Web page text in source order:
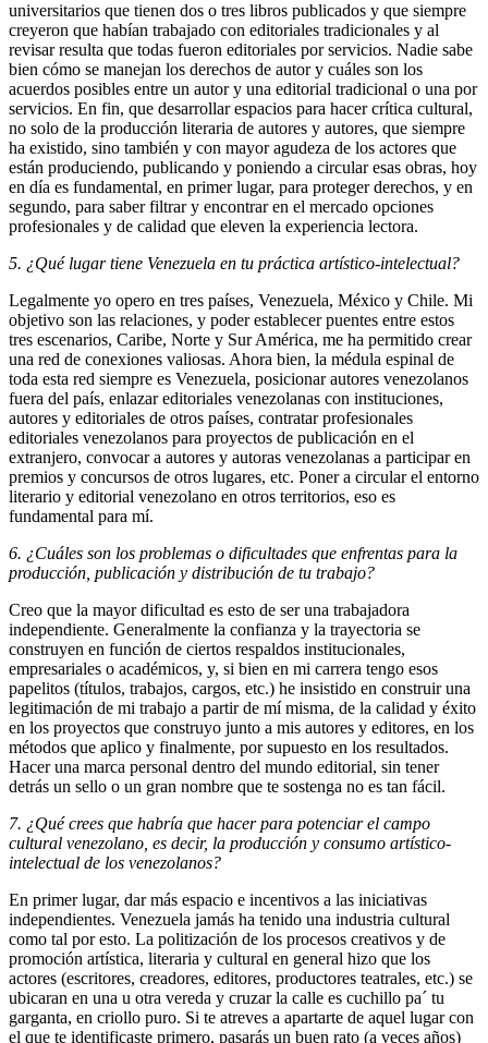
universitarios que tienen dos o tres libros publicados y que siempre
creyeron que habían trabajado con editoriales tradicionales y al
revisar resulta que todas fueron editoriales por servicios. Nadie sabe
bien cómo se manejan los derechos de autor y cuáles son los
acuerdos posibles entre un autor y una editorial tradicional o una por
servicios. En fin, que desarrollar espacios para hacer crítica cultural,
no solo de la producción literaria de autores y autores, que siempre
ha existido, sino también y con mayor agudeza de los actores que
están produciendo, publicando y poniendo a circular esas obras, hoy
en día es fundamental, en primer lugar, para proteger derechos, y en
segundo, para saber filtrar y encontrar en el mercado opciones
profesionales y de calidad que eleven la experiencia lectora.
5. ¿Qué lugar tiene Venezuela en tu práctica artístico-intelectual?
Legalmente yo opero en tres países, Venezuela, México y Chile. Mi
objetivo son las relaciones, y poder establecer puentes entre estos
tres escenarios, Caribe, Norte y Sur América, me ha permitido crear
una red de conexiones valiosas. Ahora bien, la médula espinal de
toda esta red siempre es Venezuela, posicionar autores venezolanos
fuera del país, enlazar editoriales venezolanas con instituciones,
autores y editoriales de otros países, contratar profesionales
editoriales venezolanos para proyectos de publicación en el
extranjero, convocar a autores y autoras venezolanas a participar en
premios y concursos de otros lugares, etc. Poner a circular el entorno
literario y editorial venezolano en otros territorios, eso es
fundamental para mí.
6. ¿Cuáles son los problemas o dificultades que enfrentas para la
producción, publicación y distribución de tu trabajo?
Creo que la mayor dificultad es esto de ser una trabajadora
independiente. Generalmente la confianza y la trayectoria se
construyen en función de ciertos respaldos institucionales,
empresariales o académicos, y, si bien en mi carrera tengo esos
papelitos (títulos, trabajos, cargos, etc.) he insistido en construir una
legitimación de mi trabajo a partir de mí misma, de la calidad y éxito
en los proyectos que construyo junto a mis autores y editores, en los
métodos que aplico y finalmente, por supuesto en los resultados.
Hacer una marca personal dentro del mundo editorial, sin tener
detrás un sello o un gran nombre que te sostenga no es tan fácil.
7. ¿Qué crees que habría que hacer para potenciar el campo
cultural venezolano, es decir, la producción y consumo artístico-
intelectual de los venezolanos?
En primer lugar, dar más espacio e incentivos a las iniciativas
independientes. Venezuela jamás ha tenido una industria cultural
como tal por esto. La politización de los procesos creativos y de
promoción artística, literaria y cultural en general hizo que los
actores (escritores, creadores, editores, productores teatrales, etc.) se
ubicaran en una u otra vereda y cruzar la calle es cuchillo pa´ tu
garganta, en criollo puro. Si te atreves a apartarte de aquel lugar con
el que te identificaste primero, pasarás un buen rato (a veces años)